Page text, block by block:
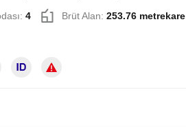
4 Brüt Alan: 253.76 metrekare